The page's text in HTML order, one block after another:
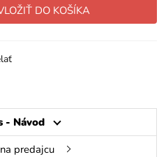
- Návod
predajcu